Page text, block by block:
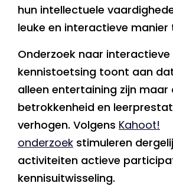
hun intellectuele
leuke en interactieve manier
Onderzoek naar interactieve
kennistoetsing toont aan
alleen entertaining zijn maar
betrokkenheid en
verhogen. Volgens Kahoot!
onderzoek stimuleren
activiteiten actieve
kennisuitwisseling.